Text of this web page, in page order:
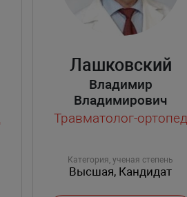
Лашковский
Владимир
Владимирович
Травматолог-ортопед
Категория, ученая степень
Высшая, Кандидат